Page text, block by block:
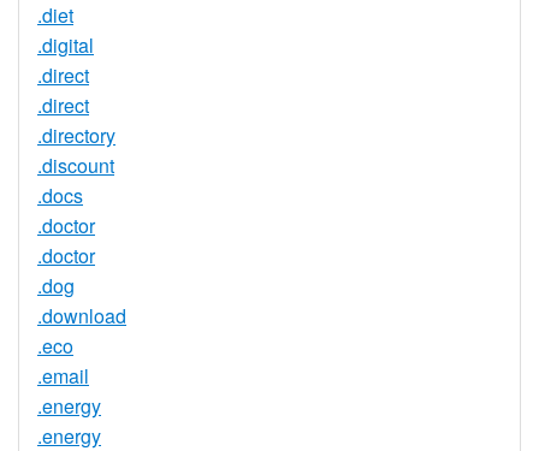
.diet
.digital
.direct
.direct
.directory
.discount
.docs
.doctor
.doctor
.dog
.download
.eco
.email
.energy
.energy